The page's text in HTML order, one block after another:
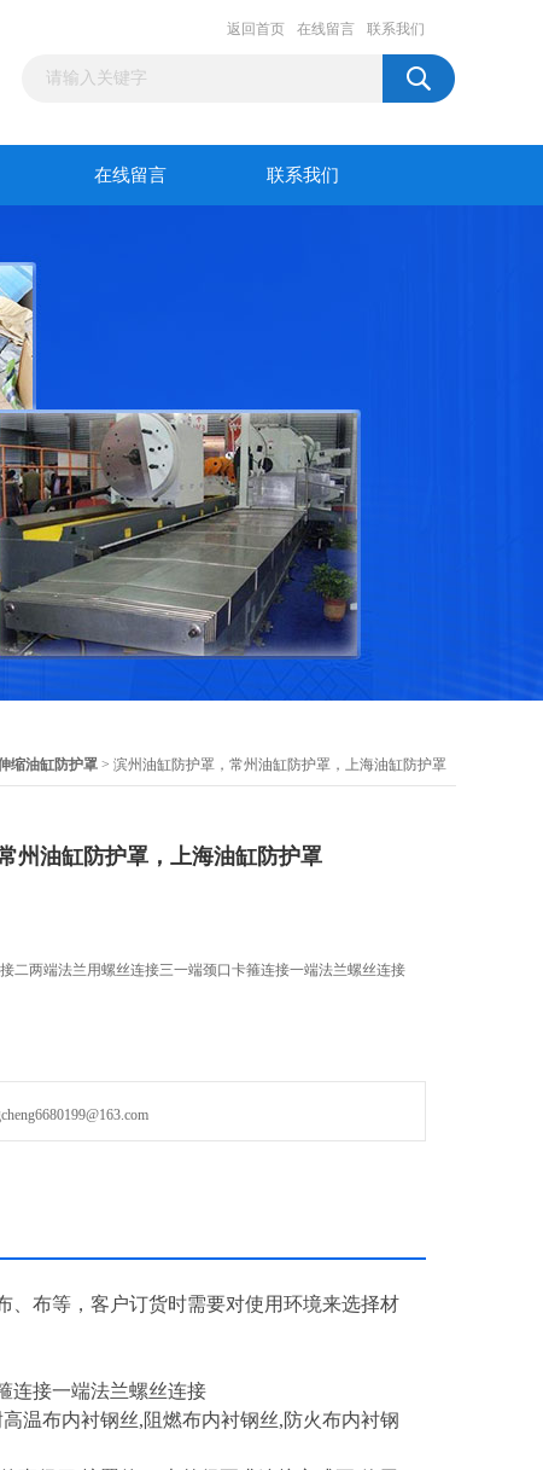
返回首页 在线留言 联系我们
在线留言 联系我们
缩油缸防护罩 > 滨州油缸防护罩，常州油缸防护罩，上海油缸防护罩
州油缸防护罩，上海油缸防护罩
二两端法兰用螺丝连接三一端颈口卡箍连接一端法兰螺丝连接
、布等，客户订货时需要对使用环境来选择材
连接一端法兰螺丝连接
温布内衬钢丝,阻燃布内衬钢丝,防火布内衬钢